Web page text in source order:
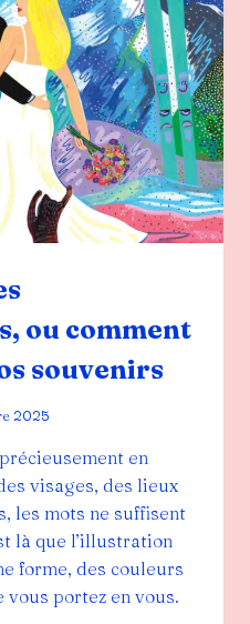
ou comment
souvenirs
2025
en
visages, des lieux
les mots ne suffisent
là que l’illustration
forme, des couleurs
vous portez en vous.